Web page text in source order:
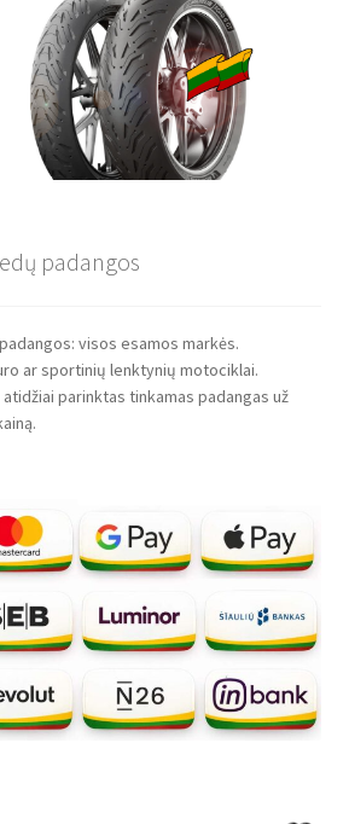
padangos
visos esamos markės.
ar sportinių lenktynių motociklai.
parinktas tinkamas padangas už